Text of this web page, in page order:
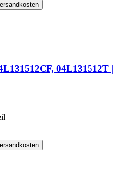
04L131512T |